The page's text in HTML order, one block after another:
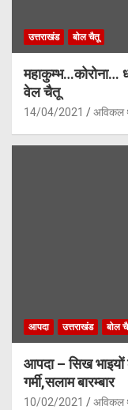
उत्तराखंड बोल चैतू
वेल चैतू
14/04/2021 अविकल
आपदा उत्तराखंड बोल
आपदा – सिख
गर्मी,सलाम बारम्बार
10/02/2021 अविकल